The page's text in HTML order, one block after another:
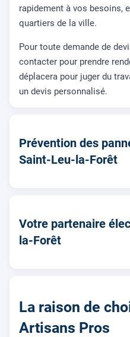
rapidement à vos besoins,
quartiers de la ville.
Pour toute demande de
contacter pour prendre
déplacera pour juger du
un devis personnalisé.
Prévention des
Saint-Leu-la-Forêt
Votre partenaire
la-Forêt
La raison de
Artisans Pros